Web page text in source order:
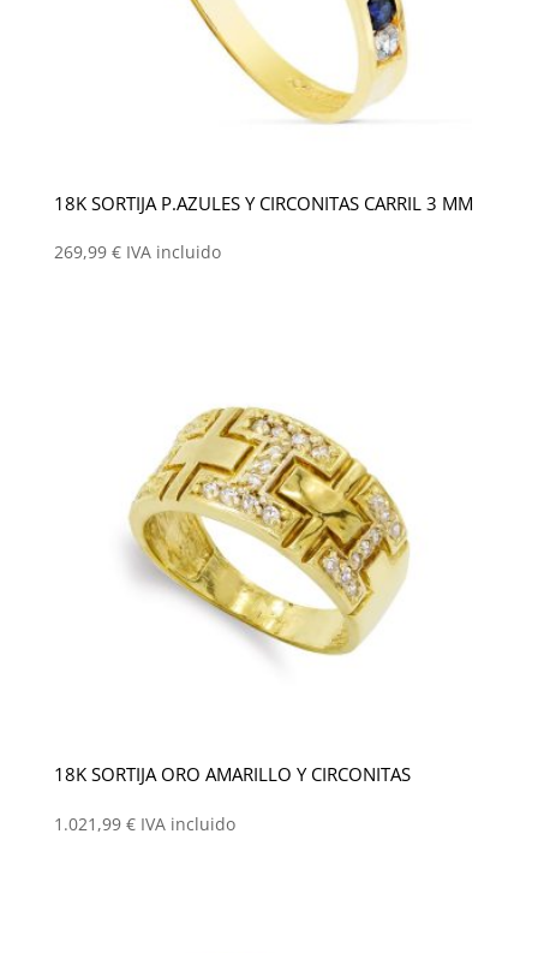
18K SORTIJA P.AZULES Y CIRCONITAS CARRIL 3 MM
269,99 € IVA incluido
18K SORTIJA ORO AMARILLO Y CIRCONITAS
1.021,99 € IVA incluido